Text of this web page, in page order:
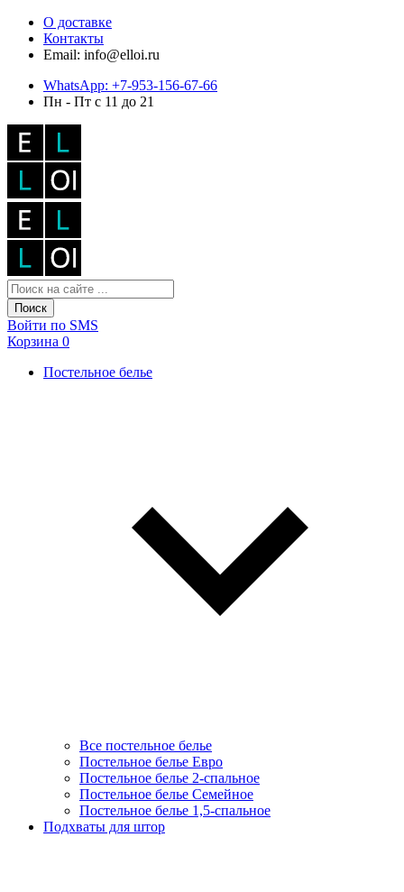
О доставке
Контакты
Email: info@elloi.ru
WhatsApp: +7-953-156-67-66
Пн - Пт с 11 до 21
Поиск
Войти по SMS
Корзина 0
Постельное белье
Все постельное белье
Постельное белье Евро
Постельное белье 2-спальное
Постельное белье Семейное
Постельное белье 1,5-спальное
Подхваты для штор